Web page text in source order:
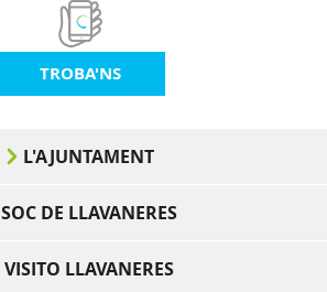
TROBA'NS
L'AJUNTAMENT
SOC DE LLAVANERES
VISITO LLAVANERES